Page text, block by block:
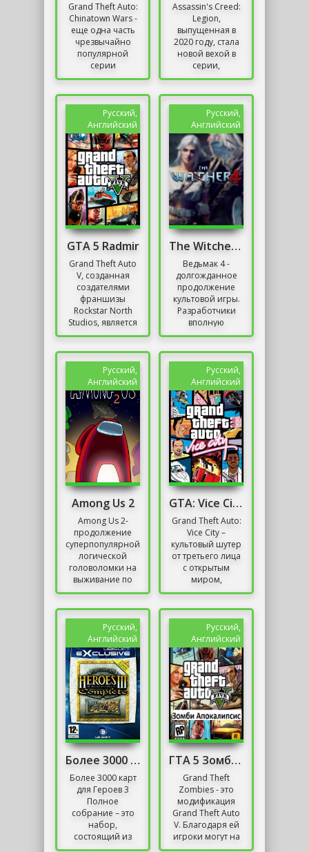
Grand Theft Auto:
Chinatown Wars -
еще одна часть
чрезвычайно
популярной
серии
гангстерских
созданных для
консоли Nintendo
DS....
Assassin's Creed:
Legion,
выпущенная в
2020 году, стала
новой вехой в
серии,
перенесшей нас
империи.
Впервые в
истории...
Русский,
Английский
GTA 5 Radmir
Grand Theft Auto
V, созданная
создателями
франшизы
Rockstar North
Studios, является
самой
игрой на
сегодняшний
день. Grand...
Русский,
Английский
The Witcher 4 Репак от Хаттаба
Ведьмак 4 -
долгожданное
продолжение
культовой игры.
Разработчики
вполную
занимаются им,
Киберпанком.
Ознакомьтесь с...
Русский,
Английский
Among Us 2
Among Us 2-
продолжение
суперпопулярной
логической
головоломки на
выживание по
принципу
часть была
выпущена в
2018,...
Русский,
Английский
GTA: Vice City
Grand Theft Auto:
Vice City –
культовый шутер
от третьего лица
с открытым
миром,
запутанным
и
неограниченной
свободой...
Русский,
Английский
Более 3000 карт для Героев 3 Полное собрание
Более 3000 карт
для Героев 3
Полное
собрание – это
набор,
состоящий из
множества
Русский,
Английский
ГТА 5 Зомби Апокалипсис
Grand Theft
Zombies - это
модификация
Grand Theft Auto
V. Благодаря ей
игроки могут на
мгновение